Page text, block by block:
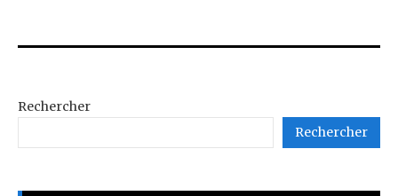
Rechercher
Rechercher